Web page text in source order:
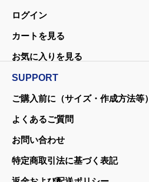
ログイン
カートを見る
お気に入りを見る
SUPPORT
ご購入前に（サイズ・作成方法等）
よくあるご質問
お問い合わせ
特定商取引法に基づく表記